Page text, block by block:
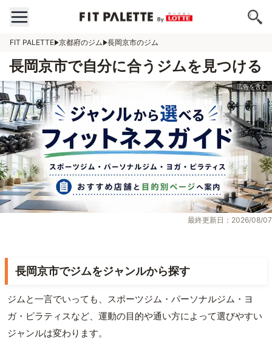
FIT PALETTE 京都府のジム 長岡京市のジム
長岡京市で自分に合うジムを見つける
最終更新日：2026/08/07
長岡京市でジムをジャンルから探す
ジムと一言でいっても、スポーツジム・パーソナルジム・ヨ
ガ・ピラティスなど、運動の目的や通い方によって選びやすい
ジャンルは変わります。